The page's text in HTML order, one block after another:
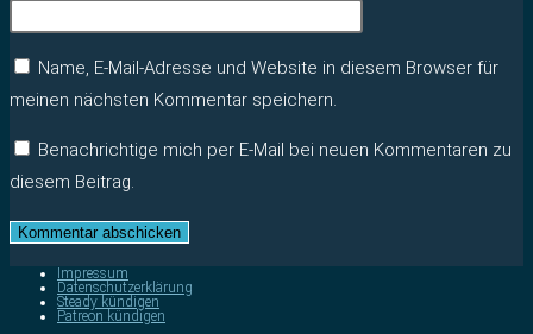
Name, E-Mail-Adresse und Website in diesem Browser für
meinen nächsten Kommentar speichern.
Benachrichtige mich per E-Mail bei neuen Kommentaren zu
diesem Beitrag.
Impressum
Datenschutzerklärung
Steady kündigen
Patreon kündigen